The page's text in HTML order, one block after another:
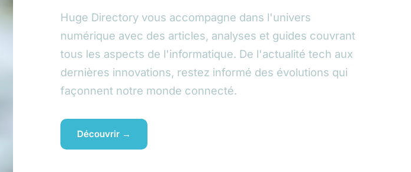
Huge Directory vous accompagne dans l'univers
numérique avec des articles, analyses et guides couvrant
tous les aspects de l'informatique. De l'actualité tech aux
dernières innovations, restez informé des évolutions qui
façonnent notre monde connecté.
Découvrir →